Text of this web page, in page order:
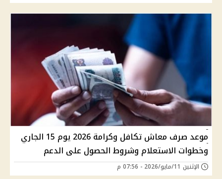
موعد صرف معاش تكافل وكرامة 2026 يوم 15 الجاري
وخطوات الاستعلام وشروط الحصول على الدعم
الإثنين 11/مايو/2026 - 07:56 م